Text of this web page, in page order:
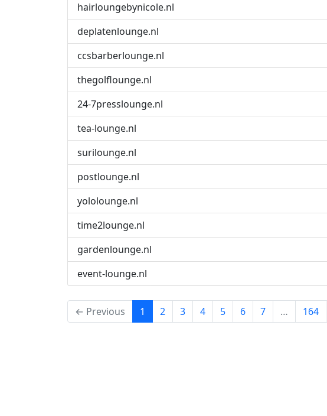
hairloungebynicole.nl
deplatenlounge.nl
ccsbarberlounge.nl
thegolflounge.nl
24-7presslounge.nl
tea-lounge.nl
surilounge.nl
postlounge.nl
yololounge.nl
time2lounge.nl
gardenlounge.nl
event-lounge.nl
← Previous 1 (current)
2 3 4 5 6 7 … 164